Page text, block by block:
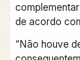
de acordo
“Não houve